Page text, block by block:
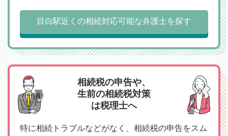
目白駅近くの相続対応可能な弁護士を探す
相続税の申告や、
生前の相続税対策
は税理士へ
特に相続トラブルなどがなく、相続税の申告をスム